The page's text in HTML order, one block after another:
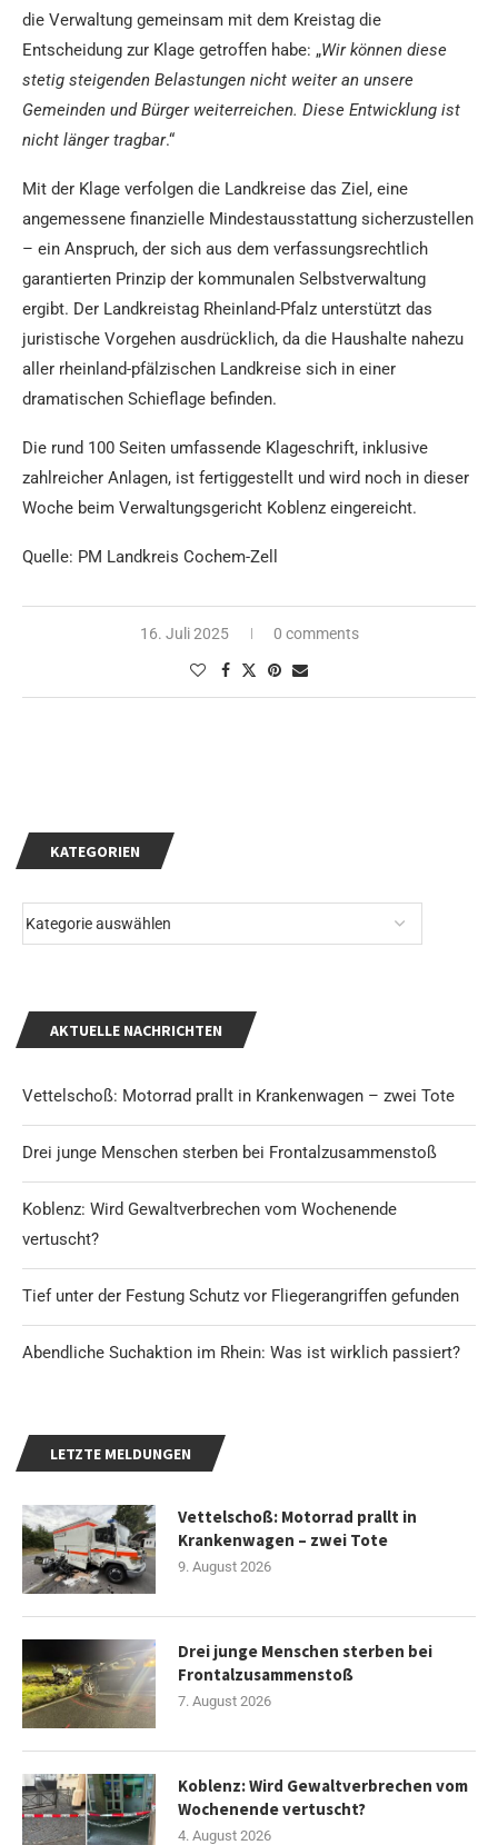
die Verwaltung gemeinsam mit dem Kreistag die
Entscheidung zur Klage getroffen habe: „Wir können diese
stetig steigenden Belastungen nicht weiter an unsere
Gemeinden und Bürger weiterreichen. Diese Entwicklung ist
nicht länger tragbar.“
Mit der Klage verfolgen die Landkreise das Ziel, eine
angemessene finanzielle Mindestausstattung sicherzustellen
– ein Anspruch, der sich aus dem verfassungsrechtlich
garantierten Prinzip der kommunalen Selbstverwaltung
ergibt. Der Landkreistag Rheinland-Pfalz unterstützt das
juristische Vorgehen ausdrücklich, da die Haushalte nahezu
aller rheinland-pfälzischen Landkreise sich in einer
dramatischen Schieflage befinden.
Die rund 100 Seiten umfassende Klageschrift, inklusive
zahlreicher Anlagen, ist fertiggestellt und wird noch in dieser
Woche beim Verwaltungsgericht Koblenz eingereicht.
Quelle: PM Landkreis Cochem-Zell
16. Juli 2025 0 comments
KATEGORIEN
AKTUELLE NACHRICHTEN
Vettelschoß: Motorrad prallt in Krankenwagen – zwei Tote
Drei junge Menschen sterben bei Frontalzusammenstoß
Koblenz: Wird Gewaltverbrechen vom Wochenende
vertuscht?
Tief unter der Festung Schutz vor Fliegerangriffen gefunden
Abendliche Suchaktion im Rhein: Was ist wirklich passiert?
LETZTE MELDUNGEN
Vettelschoß: Motorrad prallt in
Krankenwagen – zwei Tote
9. August 2026
Drei junge Menschen sterben bei
Frontalzusammenstoß
7. August 2026
Koblenz: Wird Gewaltverbrechen vom
Wochenende vertuscht?
4. August 2026